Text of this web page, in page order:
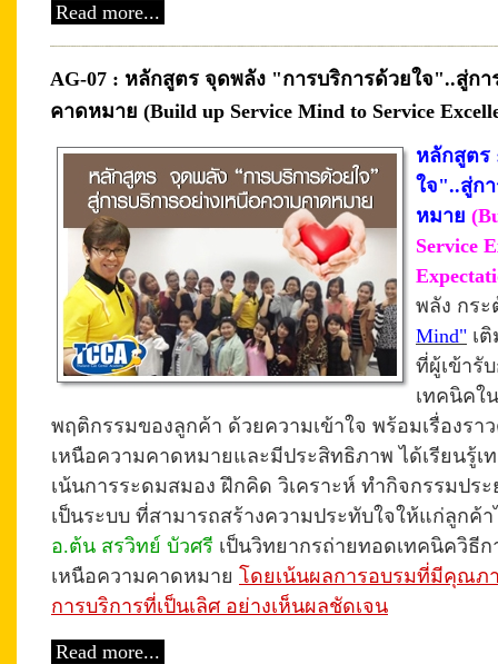
Read more...
AG-07 : หลักสูตร จุดพลัง "การบริการด้วยใจ"..สู่กา
คาดหมาย (Build up Service Mind to Service
หลักสูตร
ใจ"..สู่ก
หมาย
Service
พลัง กระ
Mind" เ
ที่ผู้เข้ารั
เทคนิคใ
พฤติกรรมของลูกค้า ด้วยความเข้าใจ พร้อมเรื่องรา
เหนือความคาดหมายและมีประสิทธิภาพ ได้เรียนรู้เ
เน้นการระดมสมอง ฝึกคิด วิเคราะห์ ทำกิจกรรมปร
เป็นระบบ ที่สามารถสร้างความประทับใจให้แก่ลูกค้า
อ.ต้น สรวิทย์ บัวศรี เป็นวิทยากรถ่ายทอดเทคนิควิธี
เหนือความคาดหมาย โดยเน้นผลการอบรมที่มีคุณภ
การบริการที่เป็นเลิศ อย่างเห็นผลชัดเจน
Read more...